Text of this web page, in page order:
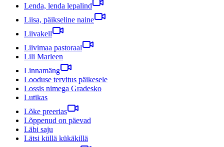
Lenda, lenda lepalind
Liisa, päikseline naine
Liivakell
Liivimaa pastoraal
Lili Marleen
Linnamäng
Looduse tervitus päikesele
Lossis nimega Gradesko
Lutikas
Lõke preerias
Lõppenud on päevad
Läbi saju
Lätsi küllä kükäkillä